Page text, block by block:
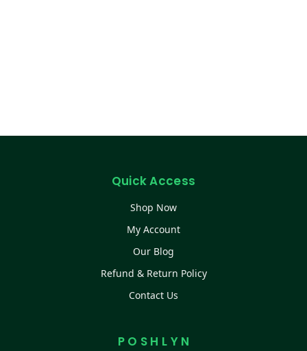
Quick Access
Shop Now
My Account
Our Blog
Refund & Return Policy
Contact Us
P O S H L Y N